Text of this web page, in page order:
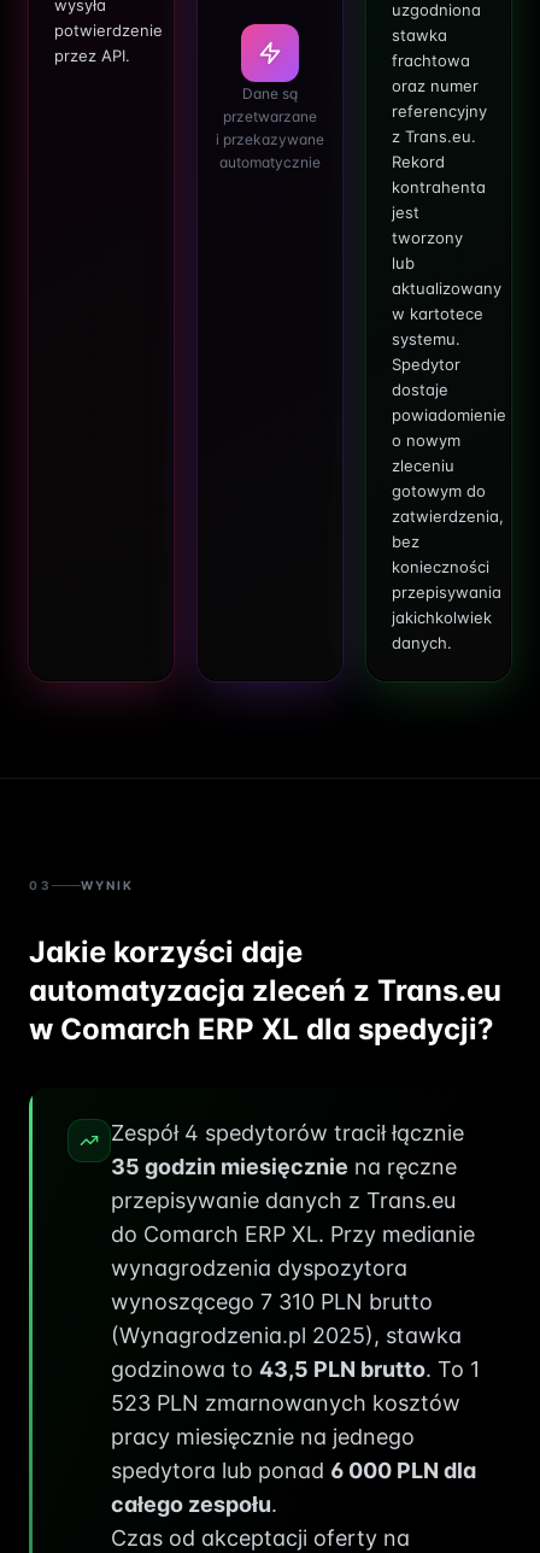
wysyła
potwierdzenie
przez API.
Dane są
przetwarzane
i przekazywane
automatycznie
uzgodniona
stawka
frachtowa
oraz numer
referencyjny
z Trans.eu.
Rekord
kontrahenta
jest
tworzony
lub
aktualizowany
w kartotece
systemu.
Spedytor
dostaje
powiadomienie
o nowym
zleceniu
gotowym do
zatwierdzenia,
bez
konieczności
przepisywania
jakichkolwiek
danych.
03 WYNIK
Jakie korzyści daje
automatyzacja zleceń z Trans.eu
w Comarch ERP XL dla spedycji?
Zespół 4 spedytorów tracił łącznie
35 godzin miesięcznie na ręczne
przepisywanie danych z Trans.eu
do Comarch ERP XL. Przy medianie
wynagrodzenia dyspozytora
wynoszącego 7 310 PLN brutto
(Wynagrodzenia.pl 2025), stawka
godzinowa to 43,5 PLN brutto. To 1
523 PLN zmarnowanych kosztów
pracy miesięcznie na jednego
spedytora lub ponad 6 000 PLN dla
całego zespołu.
Czas od akceptacji oferty na